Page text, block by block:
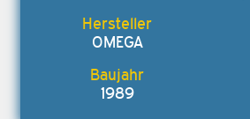
OMEGA
1989